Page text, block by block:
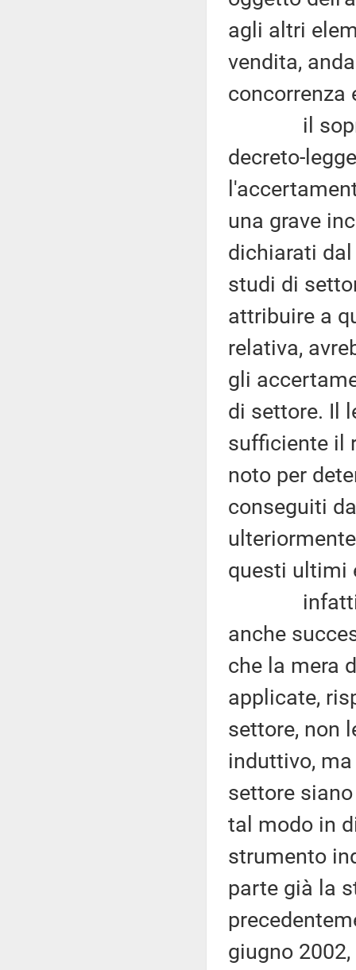
agli altri
vendita,
concorrenza
il
decreto-
una grave
dichiarati
studi di
attribuire a
relativa,
gli
di settore. Il
sufficiente il
noto per
conseguiti
questi ultimi
infatti la
anche
che la mera
applicate,
settore, non
induttivo,
settore
tal modo in
strumento
parte già la
giugno